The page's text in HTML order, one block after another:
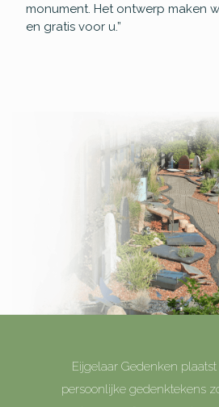
monument. Het ontwerp maken
en gratis voor u.”
Eijgelaar Gedenken
persoonlijke gedenktekens